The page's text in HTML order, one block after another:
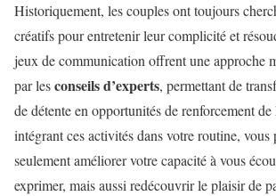
Historiquement, les couples ont toujours
créatifs pour entretenir leur complicité et
jeux de communication offrent une approche
par lesconseils d’experts, permettant de
de détente en opportunités de renforcement
intégrant ces activités dans votre routine, vous
seulement améliorer votre capacité à vous
exprimer, mais aussi redécouvrir le plaisir de